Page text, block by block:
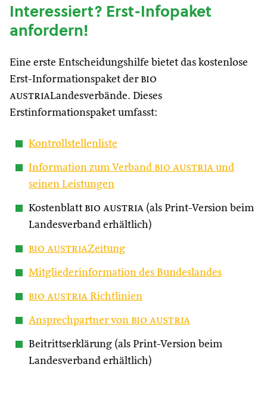
Interessiert? Erst-Infopaket
anfordern!
Eine erste Entscheidungshilfe bietet das kostenlose
Erst-Informationspaket der bio
austriaLandesverbände. Dieses
Erstinformationspaket umfasst:
Kontrollstellenliste
Information zum Verband bio austria und
seinen Leistungen
Kostenblatt bio austria (als Print-Version beim
Landesverband erhältlich)
bio austriaZeitung
Mitgliederinformation des Bundeslandes
bio austria Richtlinien
Ansprechpartner von bio austria
Beitrittserklärung (als Print-Version beim
Landesverband erhältlich)